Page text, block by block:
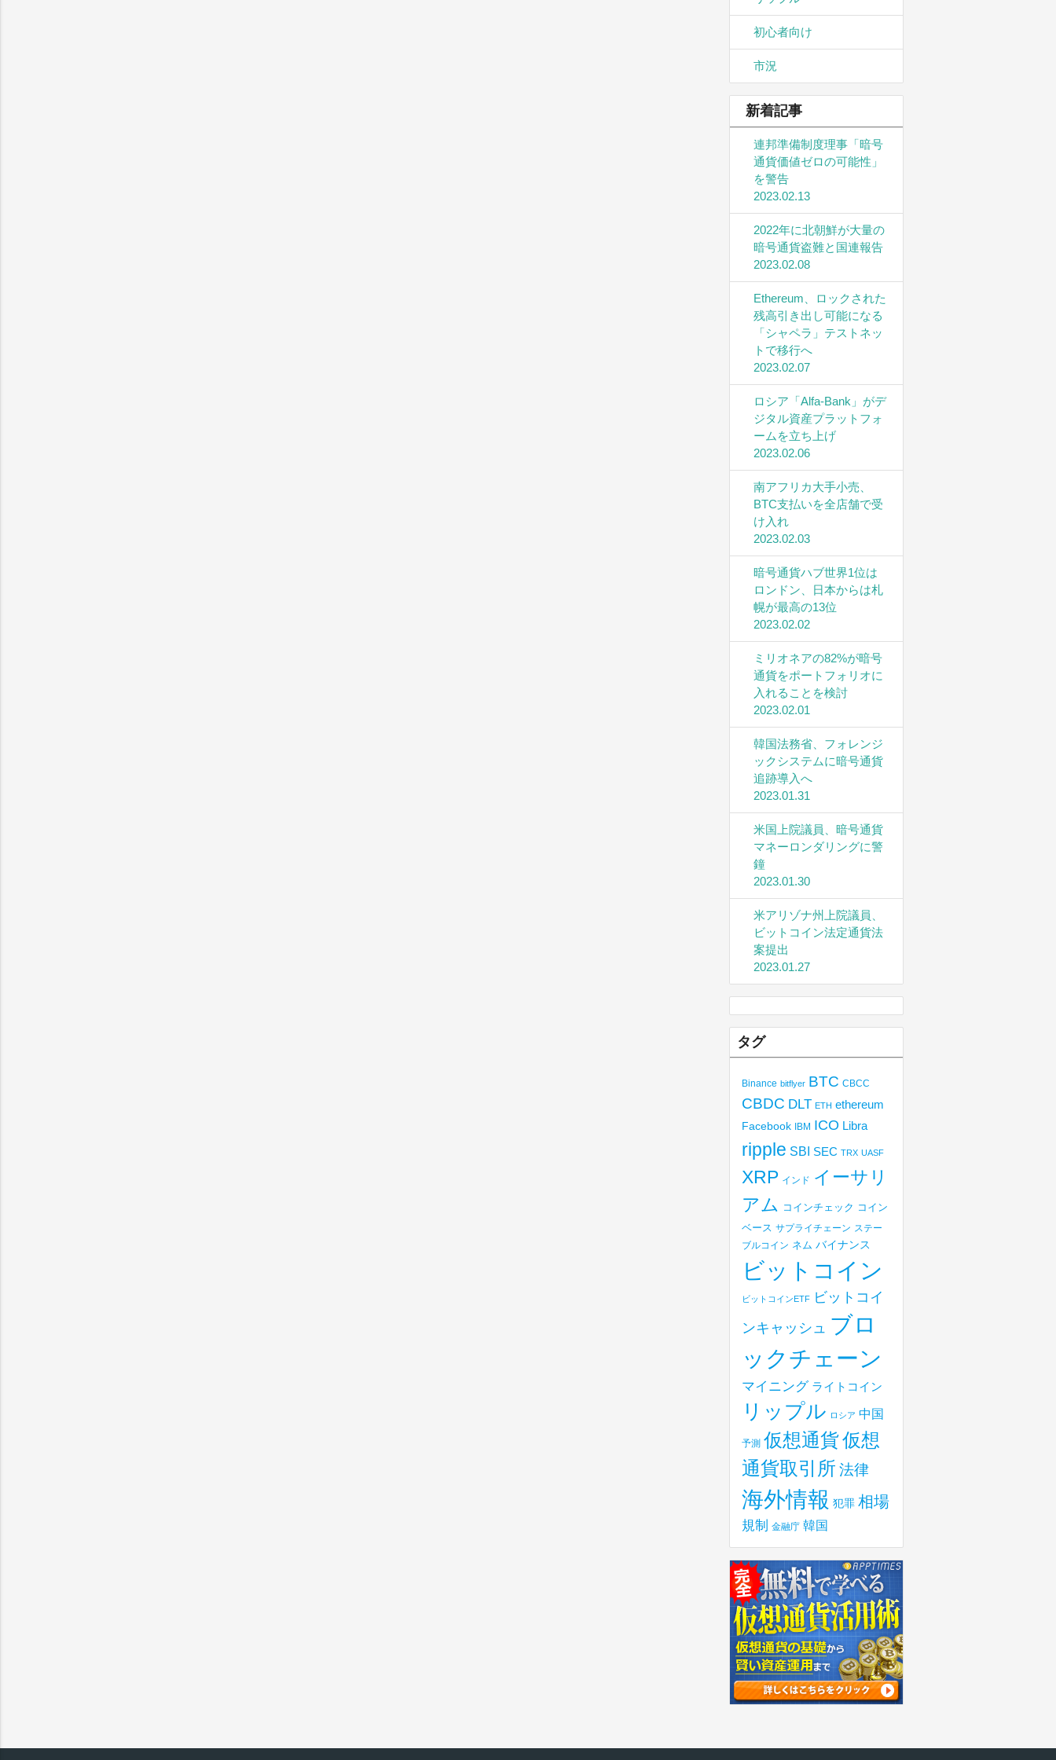
初心者向け
市況
新着記事
連邦準備制度理事「暗号
通貨価値ゼロの可能性」
を警告
2023.02.13
2022年に北朝鮮が大量の
暗号通貨盗難と国連報告
2023.02.08
Ethereum、ロックされた
残高引き出し可能になる
「シャペラ」テストネッ
トで移行へ
2023.02.07
ロシア「Alfa-Bank」がデ
ジタル資産プラットフォ
ームを立ち上げ
2023.02.06
南アフリカ大手小売、
BTC支払いを全店舗で受
け入れ
2023.02.03
暗号通貨ハブ世界1位は
ロンドン、日本からは札
幌が最高の13位
2023.02.02
ミリオネアの82%が暗号
通貨をポートフォリオに
入れることを検討
2023.02.01
韓国法務省、フォレンジ
ックシステムに暗号通貨
追跡導入へ
2023.01.31
米国上院議員、暗号通貨
マネーロンダリングに警
鐘
2023.01.30
米アリゾナ州上院議員、
ビットコイン法定通貨法
案提出
2023.01.27
タグ
Binance bitflyer BTC CBCC
CBDC DLT ETH ethereum
Facebook IBM ICO Libra
ripple SBI SEC TRX UASF
XRP インド イーサリ
アム コインチェック コイン
ベース サプライチェーン ステー
ブルコイン ネム バイナンス
ビットコイン
ビットコインETF
ビットコイ
ンキャッシュ ブロ
ックチェーン
マイニング ライトコイン
リップル ロシア 中国
予測 仮想通貨仮想
通貨取引所 法律
海外情報 犯罪 相場
規制 金融庁 韓国